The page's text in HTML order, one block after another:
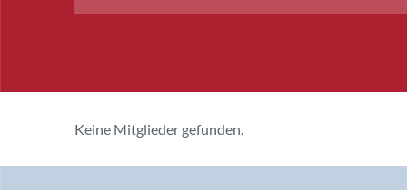
Keine Mitglieder gefunden.